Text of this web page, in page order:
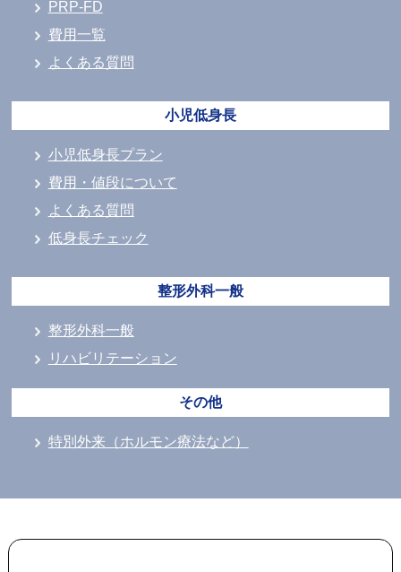
PRP-FD
費用一覧
よくある質問
小児低身長
小児低身長プラン
費用・値段について
よくある質問
低身長チェック
整形外科一般
整形外科一般
リハビリテーション
その他
特別外来（ホルモン療法など）